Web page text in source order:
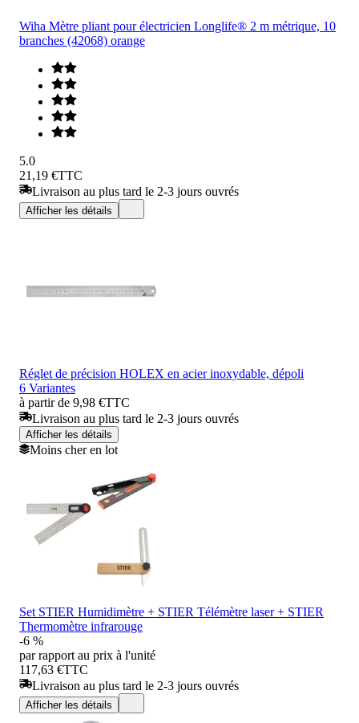
Wiha Mètre pliant pour électricien Longlife® 2 m métrique, 10
branches (42068) orange
5.0
21,19 €TTC
Livraison au plus tard le 2-3 jours ouvrés
Afficher les détails
Réglet de précision HOLEX en acier inoxydable, dépoli
6 Variantes
à partir de 9,98 €TTC
Livraison au plus tard le 2-3 jours ouvrés
Afficher les détails
Moins cher en lot
Set STIER Humidimètre + STIER Télémètre laser + STIER
Thermomètre infrarouge
-6 %
par rapport au prix à l'unité
117,63 €TTC
Livraison au plus tard le 2-3 jours ouvrés
Afficher les détails